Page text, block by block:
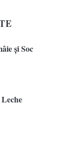
și Soc